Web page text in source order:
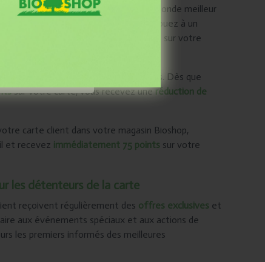
vous faites un pas vers un monde meilleur
Non seulement vous contribuez à un
aussi automatiquement des points sur votre
biologiques, vous recevez des points. Dès que
sur votre carte, vous recevez uneréduction de
carte client dans votre magasin Bioshop,
et recevez immédiatement 75 points sur votre
les détenteurs de la carte
reçoivent régulièrement des offres exclusives et
aux événements spéciaux et aux actions de
les premiers informés des meilleures
quelque chose